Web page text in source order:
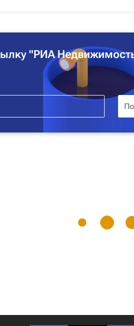
"РИА